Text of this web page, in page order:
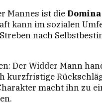
Mannes ist die
kann im sozialen
nach
Der Widder Mann
kurzfristige
macht ihn zu